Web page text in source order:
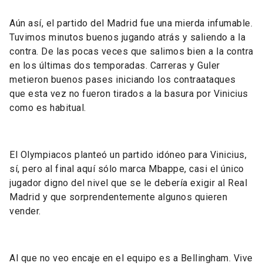
Aún así, el partido del Madrid fue una mierda infumable.
Tuvimos minutos buenos jugando atrás y saliendo a la
contra. De las pocas veces que salimos bien a la contra
en los últimas dos temporadas. Carreras y Guler
metieron buenos pases iniciando los contraataques
que esta vez no fueron tirados a la basura por Vinicius
como es habitual.
El Olympiacos planteó un partido idóneo para Vinicius,
sí, pero al final aquí sólo marca Mbappe, casi el único
jugador digno del nivel que se le debería exigir al Real
Madrid y que sorprendentemente algunos quieren
vender.
Al que no veo encaje en el equipo es a Bellingham. Vive